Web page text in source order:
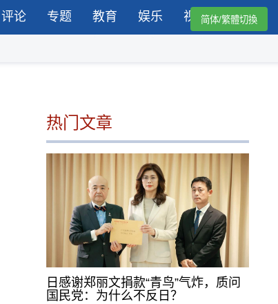
评论 专题 教育 娱乐 视频简体/繁體切換
热门文章
日感谢郑丽文捐款“青鸟”气炸，质问
国民党：为什么不反日？